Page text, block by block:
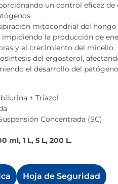
un control eficaz de
mitocondrial del hongo
la producción de
y el crecimiento del micelio.
del ergosterol,
el desarrollo del
+ Triazol
Concentrada (SC)
ml, 1 L, 5 L, 200 L.
Hoja de Seguridad